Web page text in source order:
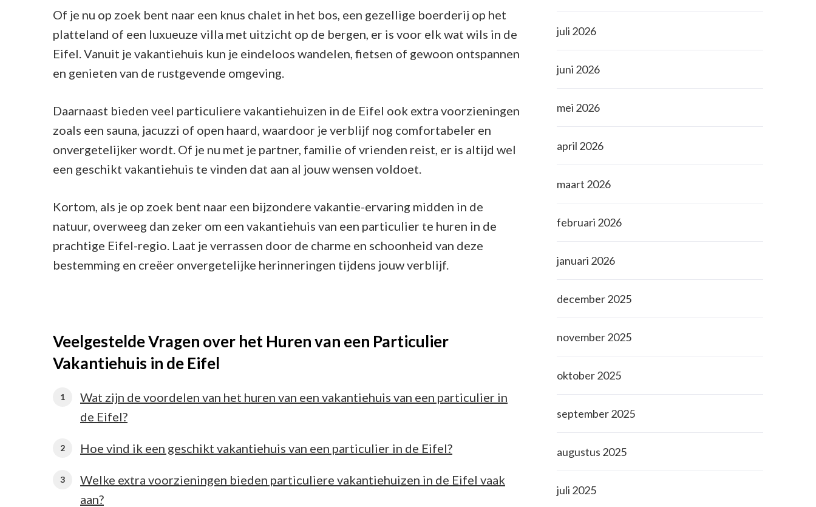
Of je nu op zoek bent naar een knus chalet in het bos, een gezellige boerderij op het
platteland of een luxueuze villa met uitzicht op de bergen, er is voor elk wat wils in de
Eifel. Vanuit je vakantiehuis kun je eindeloos wandelen, fietsen of gewoon ontspannen
en genieten van de rustgevende omgeving.
Daarnaast bieden veel particuliere vakantiehuizen in de Eifel ook extra voorzieningen
zoals een sauna, jacuzzi of open haard, waardoor je verblijf nog comfortabeler en
onvergetelijker wordt. Of je nu met je partner, familie of vrienden reist, er is altijd wel
een geschikt vakantiehuis te vinden dat aan al jouw wensen voldoet.
Kortom, als je op zoek bent naar een bijzondere vakantie-ervaring midden in de
natuur, overweeg dan zeker om een vakantiehuis van een particulier te huren in de
prachtige Eifel-regio. Laat je verrassen door de charme en schoonheid van deze
bestemming en creëer onvergetelijke herinneringen tijdens jouw verblijf.
Veelgestelde Vragen over het Huren van een Particulier
Vakantiehuis in de Eifel
Wat zijn de voordelen van het huren van een vakantiehuis van een particulier in
de Eifel?
Hoe vind ik een geschikt vakantiehuis van een particulier in de Eifel?
Welke extra voorzieningen bieden particuliere vakantiehuizen in de Eifel vaak
aan?
juli 2026
juni 2026
mei 2026
april 2026
maart 2026
februari 2026
januari 2026
december 2025
november 2025
oktober 2025
september 2025
augustus 2025
juli 2025